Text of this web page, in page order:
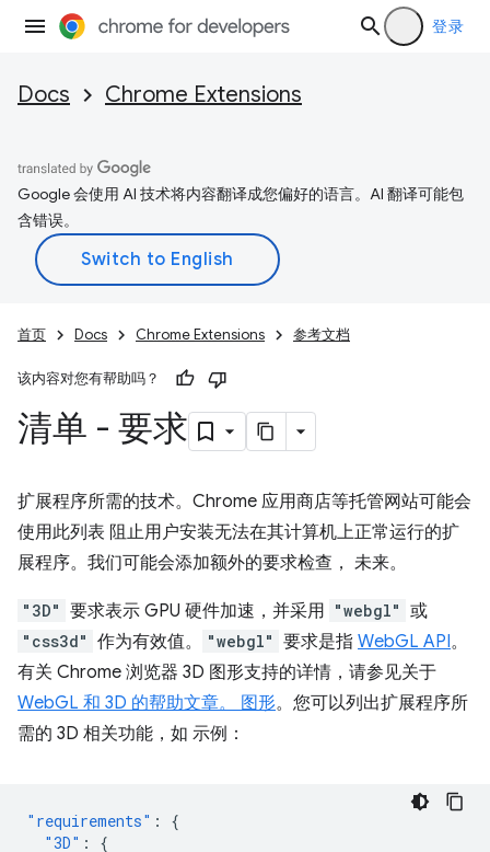
登录
Docs Chrome Extensions
Google 会使用 AI 技术将内容翻译成您偏好的语言。AI 翻译可能包
含错误。
首页 Docs Chrome Extensions 参考文档
该内容对您有帮助吗？
清单 - 要求
扩展程序所需的技术。Chrome 应用商店等托管网站可能会
使用此列表 阻止用户安装无法在其计算机上正常运行的扩
展程序。我们可能会添加额外的要求检查， 未来。
"3D" 要求表示 GPU 硬件加速，并采用 "webgl" 或
"css3d" 作为有效值。 "webgl" 要求是指 WebGL API。
有关 Chrome 浏览器 3D 图形支持的详情，请参见关于
WebGL 和 3D 的帮助文章。 图形。您可以列出扩展程序所
需的 3D 相关功能，如 示例：
"requirements" :
{
"3D" :
{